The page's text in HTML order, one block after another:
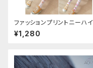
ファッションプリントニーハイ
¥1,280